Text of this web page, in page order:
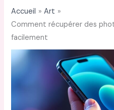
Accueil
Art
Comment récupérer des
facilement